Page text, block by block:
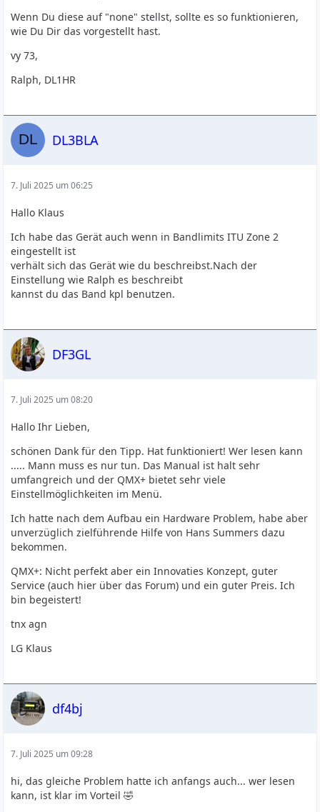
Wenn Du diese auf "none" stellst, sollte es so funktionieren,
wie Du Dir das vorgestellt hast.
vy 73,
Ralph, DL1HR
DL3BLA
7. Juli 2025 um 06:25
Hallo Klaus
Ich habe das Gerät auch wenn in Bandlimits ITU Zone 2
eingestellt ist
verhält sich das Gerät wie du beschreibst.Nach der
Einstellung wie Ralph es beschreibt
kannst du das Band kpl benutzen.
DF3GL
7. Juli 2025 um 08:20
Hallo Ihr Lieben,
schönen Dank für den Tipp. Hat funktioniert! Wer lesen kann
..... Mann muss es nur tun. Das Manual ist halt sehr
umfangreich und der QMX+ bietet sehr viele
Einstellmöglichkeiten im Menü.
Ich hatte nach dem Aufbau ein Hardware Problem, habe aber
unverzüglich zielführende Hilfe von Hans Summers dazu
bekommen.
QMX+: Nicht perfekt aber ein Innovaties Konzept, guter
Service (auch hier über das Forum) und ein guter Preis. Ich
bin begeistert!
tnx agn
LG Klaus
df4bj
7. Juli 2025 um 09:28
hi, das gleiche Problem hatte ich anfangs auch... wer lesen
kann, ist klar im Vorteil 🤣